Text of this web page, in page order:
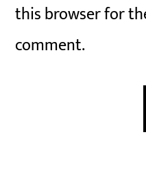
this browser for
comment.